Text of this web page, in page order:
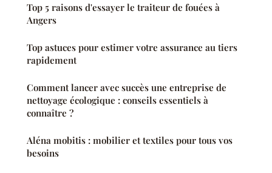
Top 5 raisons d'essayer le traiteur de fouées à
Angers
Top astuces pour estimer votre assurance au tiers
rapidement
Comment lancer avec succès une entreprise de
nettoyage écologique : conseils essentiels à
connaître ?
Aléna mobitis : mobilier et textiles pour tous vos
besoins